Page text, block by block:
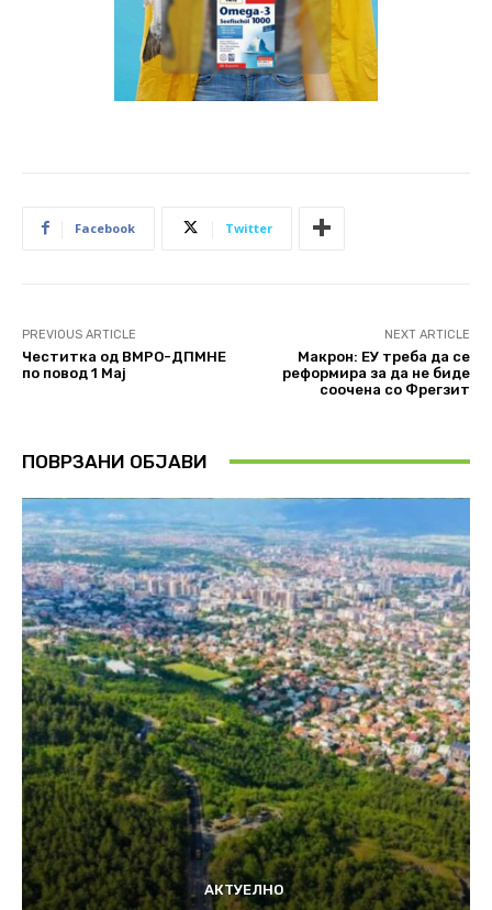
Facebook Twitter
PREVIOUS ARTICLE
Честитка од ВМРО-ДПМНЕ
по повод 1 Мај
NEXT ARTICLE
Макрон: ЕУ треба да се
реформира за да не биде
соочена со Фрегзит
ПОВРЗАНИ ОБЈАВИ
АКТУЕЛНО